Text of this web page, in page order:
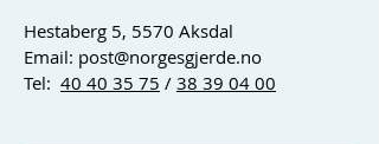
Hestaberg 5, 5570 Aksdal
Email: post@norgesgjerde.no
Tel: 40 40 35 75 / 38 39 04 00